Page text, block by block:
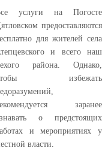
услуги на Погосте
предоставляются
для жителей села
и всего наш
района. Однако,
избежать
заранее
о предстоящих
и мероприятиях у
власти.